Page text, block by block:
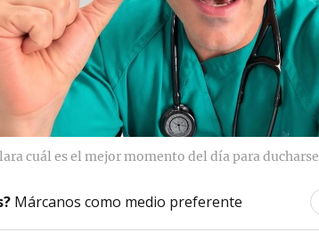
cuál es el mejor momento del día para ducharse
Márcanos como medio preferente